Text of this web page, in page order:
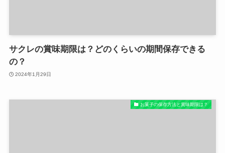
サクレの賞味期限は？どのくらいの期間保存できる
の？
2024年1月29日
お菓子の保存方法と賞味期限は？